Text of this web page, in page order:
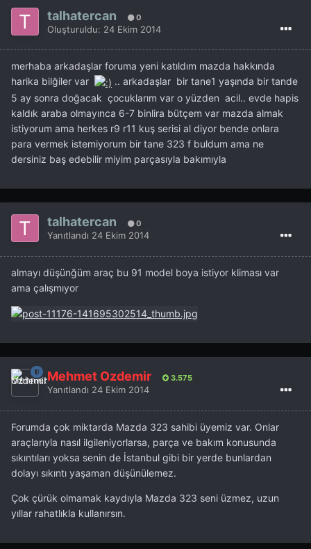
talhatercan 0
Oluşturuldu: 24 Ekim 2014
merhaba arkadaşlar foruma yeni katıldım mazda hakkında
harika bilğiler var
.. arkadaşlar bir tane1 yaşında bir tande
5 ay sonra doğacak çocuklarım var o yüzden acil.. evde hapis
kaldık araba olmayınca 6-7 binlira bütçem var mazda almak
istiyorum ama herkes r9 r11 kuş serisi al diyor bende onlara
para vermek istemiyorum bir tane 323 f buldum ama ne
dersiniz baş edebilir miyim parçasıyla bakımıyla
talhatercan 0
Yanıtlandı 24 Ekim 2014
almayı düşünğüm araç bu 91 model boya istiyor kliması var
ama çalışmıyor
Mehmet Özdemir 3.575
Yanıtlandı 24 Ekim 2014
Forumda çok miktarda Mazda 323 sahibi üyemiz var. Onlar
araçlarıyla nasıl ilgileniyorlarsa, parça ve bakım konusunda
sıkıntıları yoksa senin de İstanbul gibi bir yerde bunlardan
dolayı sıkıntı yaşaman düşünülemez.
Çok çürük olmamak kaydıyla Mazda 323 seni üzmez, uzun
yıllar rahatlıkla kullanırsın.